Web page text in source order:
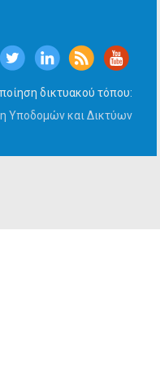
δικτυακού τόπου:
Υποδομών και Δικτύων